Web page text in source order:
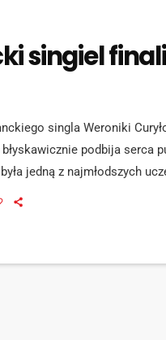
singiel
singla Weroniki
podbija serca
jedną z najmłodszych
miała zaledwie 16